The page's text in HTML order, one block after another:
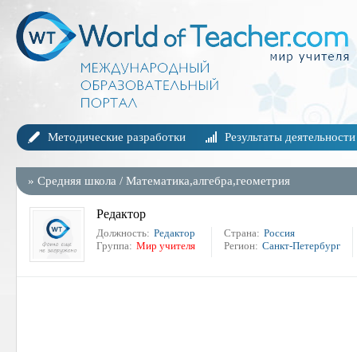
Методические разработки Результаты деятельности
» Средняя школа / Математика,алгебра,геометрия
Редактор
Должность: Редактор
Группа: Мир учителя
Страна: Россия
Регион: Санкт-Петербург